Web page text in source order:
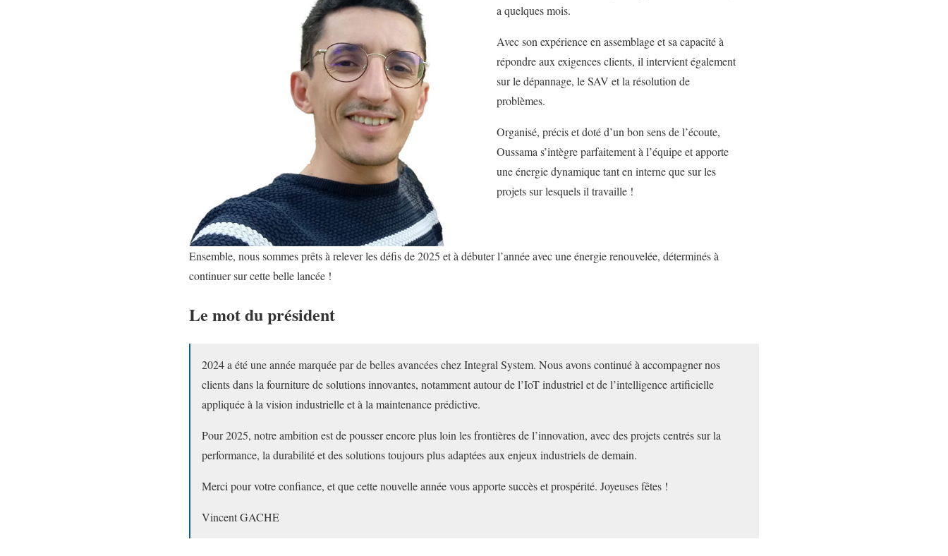
a quelques mois.
Avec son expérience en assemblage et sa capacité à
répondre aux exigences clients, il intervient également
sur le dépannage, le SAV et la résolution de
problèmes.
Organisé, précis et doté d’un bon sens de l’écoute,
Oussama s’intègre parfaitement à l’équipe et apporte
une énergie dynamique tant en interne que sur les
projets sur lesquels il travaille !
Ensemble, nous sommes prêts à relever les défis de 2025 et à débuter l’année avec une énergie renouvelée, déterminés à
continuer sur cette belle lancée !
Le mot du président
2024 a été une année marquée par de belles avancées chez Integral System. Nous avons continué à accompagner nos
clients dans la fourniture de solutions innovantes, notamment autour de l’IoT industriel et de l’intelligence artificielle
appliquée à la vision industrielle et à la maintenance prédictive.
Pour 2025, notre ambition est de pousser encore plus loin les frontières de l’innovation, avec des projets centrés sur la
performance, la durabilité et des solutions toujours plus adaptées aux enjeux industriels de demain.
Merci pour votre confiance, et que cette nouvelle année vous apporte succès et prospérité. Joyeuses fêtes !
Vincent GACHE